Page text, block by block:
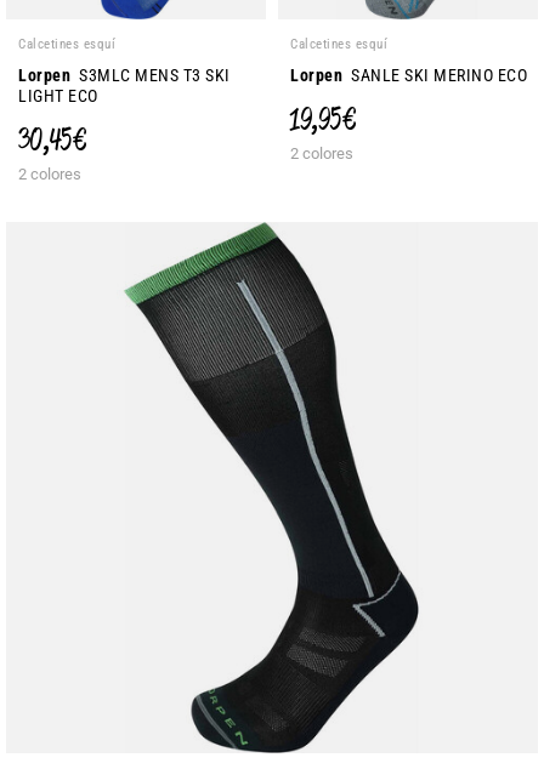
Calcetines esquí
Lorpen S3MLC MENS T3 SKI
LIGHT ECO
30,45 €
2 colores
Calcetines esquí
Lorpen SANLE SKI MERINO ECO
19,95 €
2 colores